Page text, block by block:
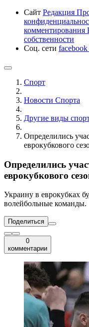
Сайт Редакция
комментирования
собственности
Соц. сети facebook
Спорт
Новости Cпорта
Другие виды
Определились
еврокубкового
Определились
еврокубкового
Украину в еврокубках
волейбольные команды.
Поделиться
0
комментарии